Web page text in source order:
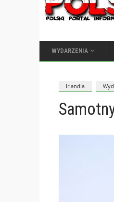
WYDARZENIA
Irlandia